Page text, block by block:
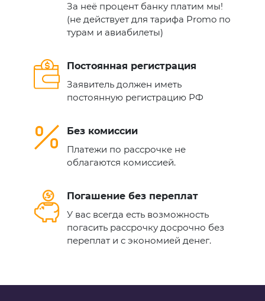
За неё процент банку платим мы!
(не действует для тарифа Promo по
турам и авиабилеты)
Постоянная регистрация
Заявитель должен иметь
постоянную регистрацию РФ
Без комиссии
Платежи по рассрочке не
облагаются комиссией.
Погашение без переплат
У вас всегда есть возможность
погасить рассрочку досрочно без
переплат и с экономией денег.